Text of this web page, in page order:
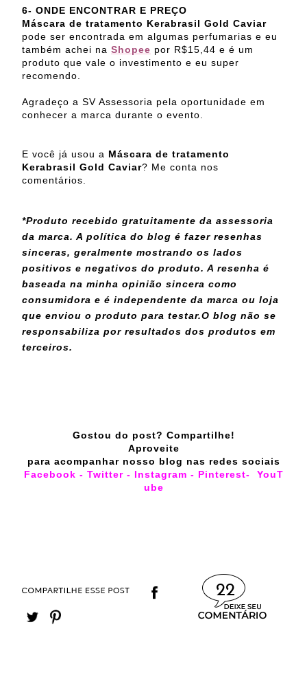
6- ONDE ENCONTRAR E PREÇO
Máscara de tratamento Kerabrasil Gold Caviar
pode ser encontrada em algumas perfumarias e eu
também achei na Shopee por R$15,44 e é um
produto que vale o investimento e eu super
recomendo.
Agradeço a SV Assessoria pela oportunidade em
conhecer a marca durante o evento.
E você já usou a Máscara de tratamento
Kerabrasil Gold Caviar? Me conta nos
comentários.
*Produto recebido gratuitamente da assessoria
da marca. A política do blog é fazer resenhas
sinceras, geralmente mostrando os lados
positivos e negativos do produto. A resenha é
baseada na minha opinião sincera como
consumidora e é independente da marca ou loja
que enviou o produto para testar.O blog não se
responsabiliza por resultados dos produtos em
terceiros.
Gostou do post? Compartilhe!
Aproveite
para acompanhar nosso blog nas redes sociais
Facebook - Twitter- Instagram - Pinterest-
YouT
ube
22